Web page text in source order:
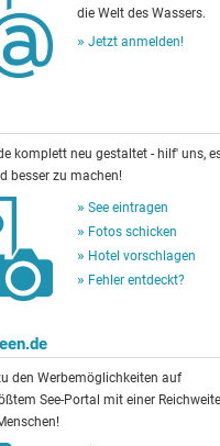
die Welt des Wassers.
Jetzt anmelden!
komplett neu gestaltet - hilf' uns,
besser zu machen!
See eintragen
Fotos schicken
Hotel vorschlagen
Fehler entdeckt?
den Werbemöglichkeiten auf
See-Portal mit einer Reichweite